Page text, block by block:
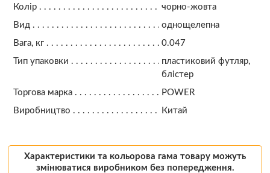
Колір
чорно-жовта
Вид
однощелепна
Вага, кг
0.047
Тип упаковки
пластиковий футляр,
блістер
Торгова марка
POWER
Виробництво
Китай
Характеристики та кольорова гама товару можуть
змінюватися виробником без попередження.